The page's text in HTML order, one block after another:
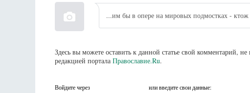
...им бы в опере на мировых подмостках -
Здесь вы можете оставить к данной статье свой комментарий,
редакцией портала Православие.Ru.
Войдите через или введите свои данные: